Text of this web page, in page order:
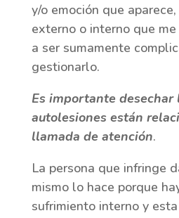
y/o emoción que
externo o interno que
a ser sumamente
gestionarlo.
Es importante desechar
autolesiones están
llamada de atención.
La persona que infringe
mismo lo hace porque
sufrimiento interno y